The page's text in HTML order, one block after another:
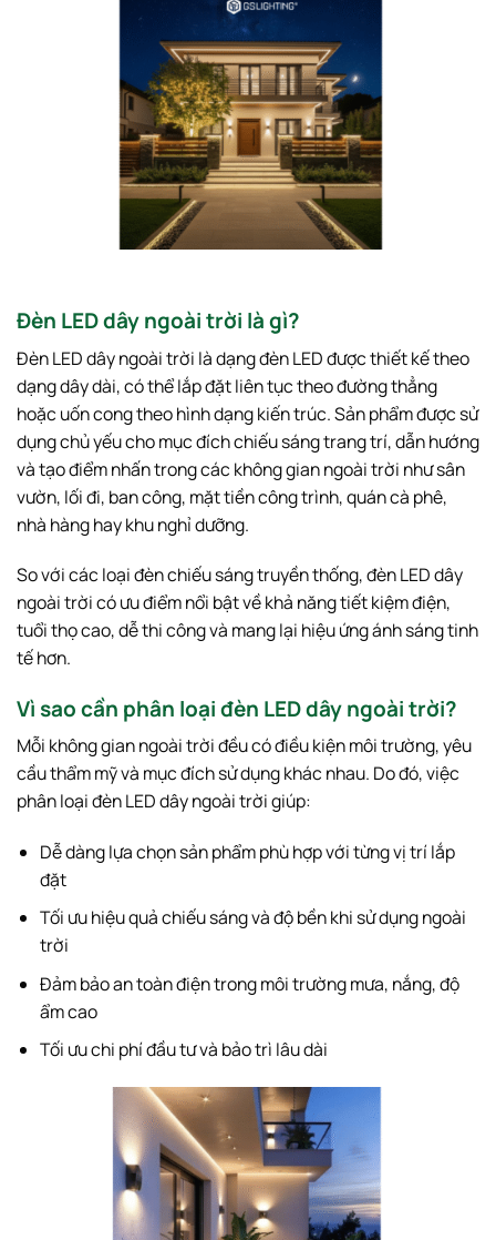
Đèn LED dây ngoài trời là gì?
Đèn LED dây ngoài trời là dạng đèn LED được thiết kế theo
dạng dây dài, có thể lắp đặt liên tục theo đường thẳng
hoặc uốn cong theo hình dạng kiến trúc. Sản phẩm được sử
dụng chủ yếu cho mục đích chiếu sáng trang trí, dẫn hướng
và tạo điểm nhấn trong các không gian ngoài trời như sân
vườn, lối đi, ban công, mặt tiền công trình, quán cà phê,
nhà hàng hay khu nghỉ dưỡng.
So với các loại đèn chiếu sáng truyền thống, đèn LED dây
ngoài trời có ưu điểm nổi bật về khả năng tiết kiệm điện,
tuổi thọ cao, dễ thi công và mang lại hiệu ứng ánh sáng tinh
tế hơn.
Vì sao cần phân loại đèn LED dây ngoài trời?
Mỗi không gian ngoài trời đều có điều kiện môi trường, yêu
cầu thẩm mỹ và mục đích sử dụng khác nhau. Do đó, việc
phân loại đèn LED dây ngoài trời giúp:
Dễ dàng lựa chọn sản phẩm phù hợp với từng vị trí lắp
đặt
Tối ưu hiệu quả chiếu sáng và độ bền khi sử dụng ngoài
trời
Đảm bảo an toàn điện trong môi trường mưa, nắng, độ
ẩm cao
Tối ưu chi phí đầu tư và bảo trì lâu dài